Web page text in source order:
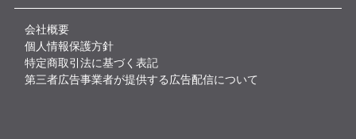
会社概要
個人情報保護方針
特定商取引法に基づく表記
第三者広告事業者が提供する広告配信について